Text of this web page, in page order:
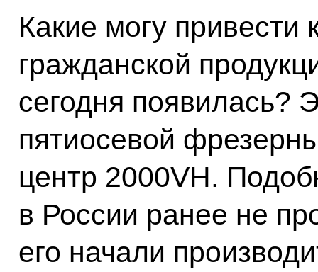
Какие могу
гражданской
сегодня появилась?
пятиосевой
центр 2000VH.
в России ранее не
его начали